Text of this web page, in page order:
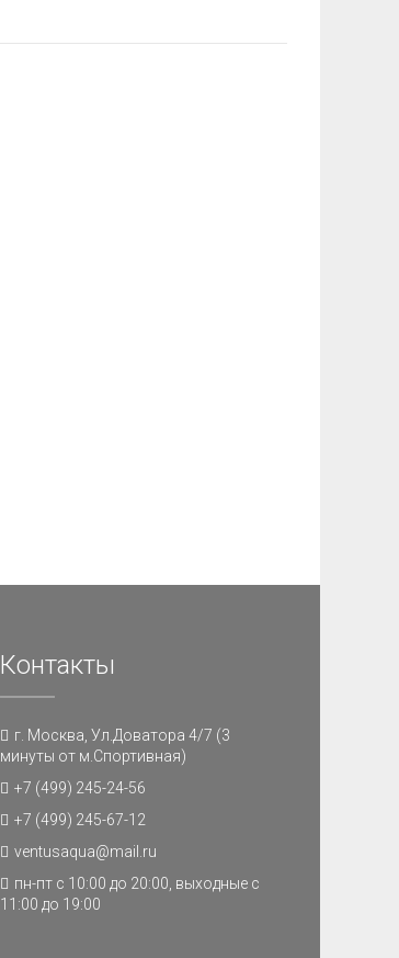
Контакты
г. Москва, Ул.Доватора 4/7 (3
минуты от м.Спортивная)
+7 (499) 245-24-56
+7 (499) 245-67-12
ventusaqua@mail.ru
пн-пт с 10:00 до 20:00, выходные с
11:00 до 19:00